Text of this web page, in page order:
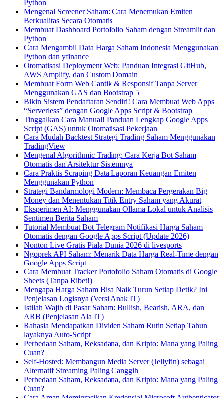
Python
Mengenal Screener Saham: Cara Menemukan Emiten
Berkualitas Secara Otomatis
Membuat Dashboard Portofolio Saham dengan Streamlit dan
Python
Cara Mengambil Data Harga Saham Indonesia Menggunakan
Python dan yfinance
Otomatisasi Deployment Web: Panduan Integrasi GitHub,
AWS Amplify, dan Custom Domain
Membuat Form Web Cantik & Responsif Tanpa Server
Menggunakan GAS dan Bootstrap 5
Bikin Sistem Pendaftaran Sendiri! Cara Membuat Web Apps
“Serverless” dengan Google Apps Script & Bootstrap
Tinggalkan Cara Manual! Panduan Lengkap Google Apps
Script (GAS) untuk Otomatisasi Pekerjaan
Cara Mudah Backtest Strategi Trading Saham Menggunakan
TradingView
Mengenal Algorithmic Trading: Cara Kerja Bot Saham
Otomatis dan Arsitektur Sistemnya
Cara Praktis Scraping Data Laporan Keuangan Emiten
Menggunakan Python
Strategi Bandarmologi Modern: Membaca Pergerakan Big
Money dan Menentukan Titik Entry Saham yang Akurat
Eksperimen AI: Menggunakan Ollama Lokal untuk Analisis
Sentimen Berita Saham
Tutorial Membuat Bot Telegram Notifikasi Harga Saham
Otomatis dengan Google Apps Script (Update 2026)
Nonton Live Gratis Piala Dunia 2026 di livesports
Ngoprek API Saham: Menarik Data Harga Real-Time dengan
Google Apps Script
Cara Membuat Tracker Portofolio Saham Otomatis di Google
Sheets (Tanpa Ribet!)
Mengapa Harga Saham Bisa Naik Turun Setiap Detik? Ini
Penjelasan Logisnya (Versi Anak IT)
Istilah Wajib di Pasar Saham: Bullish, Bearish, ARA, dan
ARB (Penjelasan Ala IT)
Rahasia Mendapatkan Dividen Saham Rutin Setiap Tahun
layaknya Auto-Script
Perbedaan Saham, Reksadana, dan Kripto: Mana yang Paling
Cuan?
Self-Hosted: Membangun Media Server (Jellyfin) sebagai
Alternatif Streaming Paling Canggih
Perbedaan Saham, Reksadana, dan Kripto: Mana yang Paling
Cuan?